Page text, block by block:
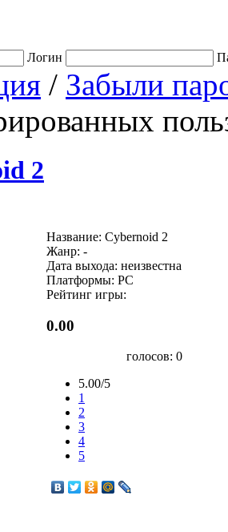
Логин
/ Забыли
2
Название: Cybernoid 2
Жанр: -
Дата выхода: неизвестна
Платформы: PC
Рейтинг игры:
0.00
голосов: 0
5.00/5
1
2
3
4
5